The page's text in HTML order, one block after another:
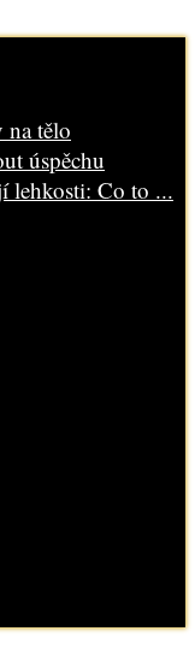
na tělo
úspěchu
lehkosti: Co to ...